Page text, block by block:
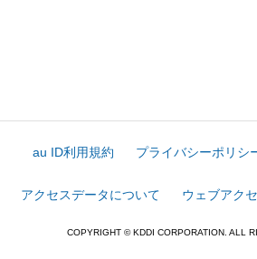
au ID利用規約 プライバシーポリシ
アクセスデータについて ウェブアク
COPYRIGHT © KDDI CORPORATION. ALL